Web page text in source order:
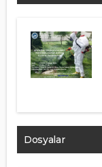
Dosyalar